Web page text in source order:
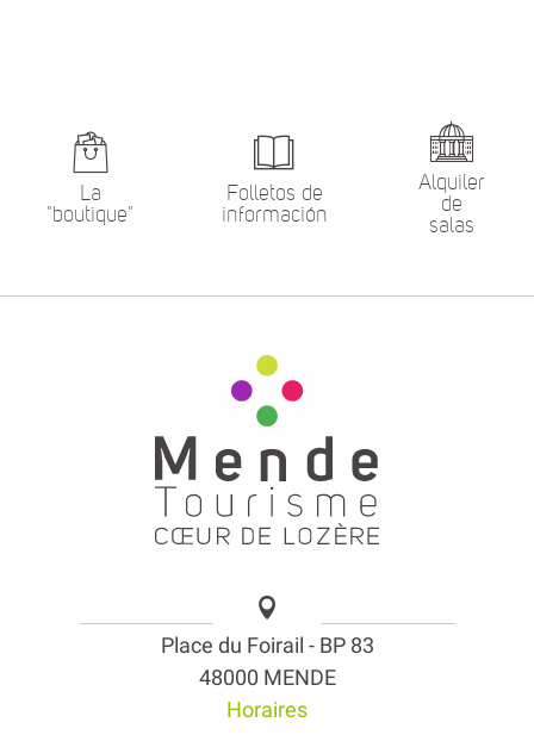
La
"boutique"
Folletos de
información
Alquiler
de
salas
Place du Foirail - BP 83
48000 MENDE
Horaires